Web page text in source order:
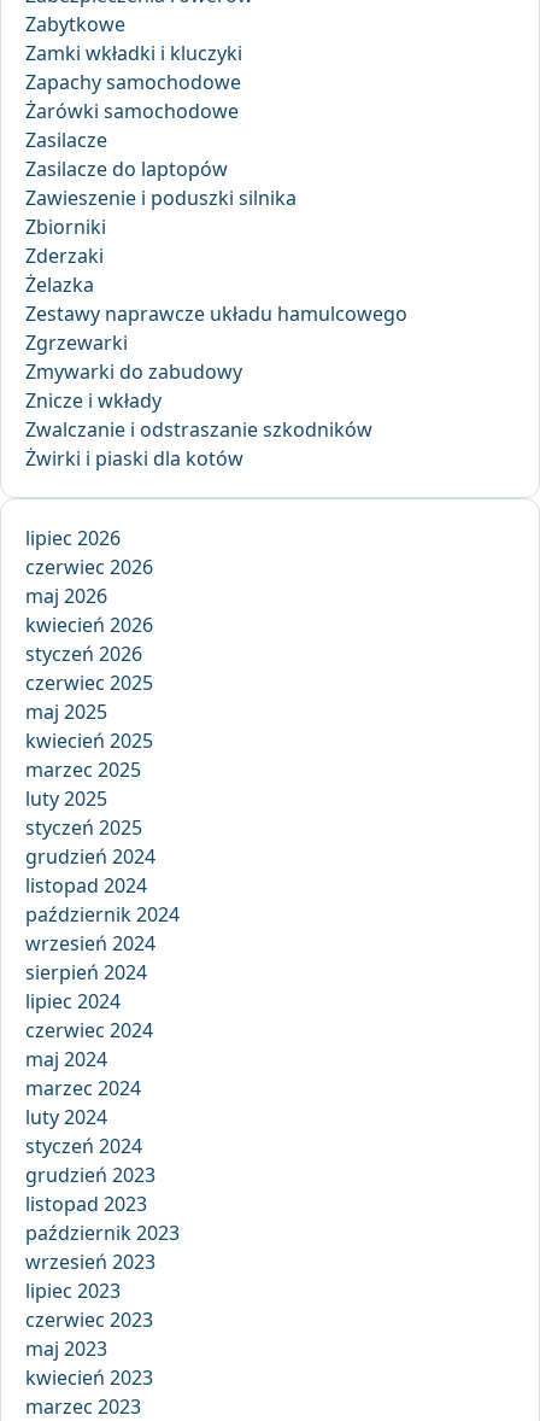
Zabytkowe
Zamki wkładki i kluczyki
Zapachy samochodowe
Żarówki samochodowe
Zasilacze
Zasilacze do laptopów
Zawieszenie i poduszki silnika
Zbiorniki
Zderzaki
Żelazka
Zestawy naprawcze układu hamulcowego
Zgrzewarki
Zmywarki do zabudowy
Znicze i wkłady
Zwalczanie i odstraszanie szkodników
Żwirki i piaski dla kotów
lipiec 2026
czerwiec 2026
maj 2026
kwiecień 2026
styczeń 2026
czerwiec 2025
maj 2025
kwiecień 2025
marzec 2025
luty 2025
styczeń 2025
grudzień 2024
listopad 2024
październik 2024
wrzesień 2024
sierpień 2024
lipiec 2024
czerwiec 2024
maj 2024
marzec 2024
luty 2024
styczeń 2024
grudzień 2023
listopad 2023
październik 2023
wrzesień 2023
lipiec 2023
czerwiec 2023
maj 2023
kwiecień 2023
marzec 2023